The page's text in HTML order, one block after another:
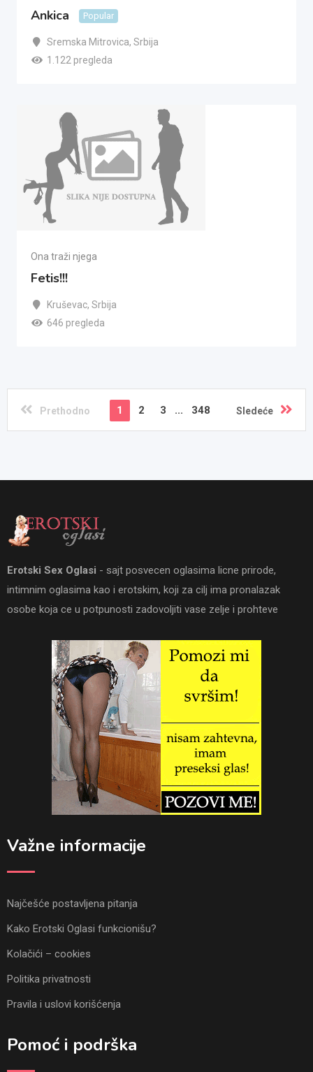
Ankica Popular
Sremska Mitrovica, Srbija
1.122 pregleda
Ona traži njega
Fetis!!!
Kruševac, Srbija
646 pregleda
Prethodno 1 2 3 ... 348 Sledeće
Erotski Sex Oglasi - sajt posvecen oglasima licne prirode,
intimnim oglasima kao i erotskim, koji za cilj ima pronalazak
osobe koja ce u potpunosti zadovoljiti vase zelje i prohteve
Važne informacije
Najčešće postavljena pitanja
Kako Erotski Oglasi funkcionišu?
Kolačići – cookies
Politika privatnosti
Pravila i uslovi korišćenja
Pomoć i podrška